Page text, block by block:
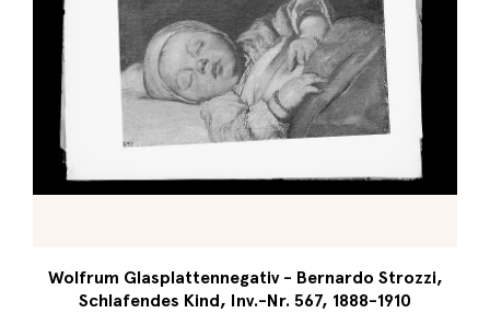
Wolfrum Glasplattennegativ - Bernardo Strozzi,
Schlafendes Kind, Inv.-Nr. 567, 1888-1910